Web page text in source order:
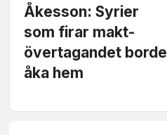
Åkesson: Syrier
som firar makt­
övertagandet borde
åka hem